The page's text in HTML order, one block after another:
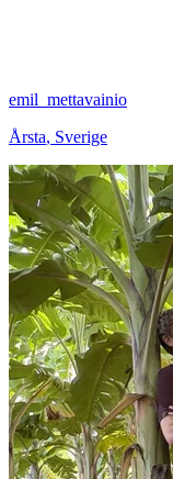
emil_mettavainio
Årsta, Sverige